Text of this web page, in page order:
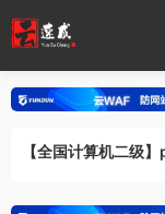
【全国计算机二级